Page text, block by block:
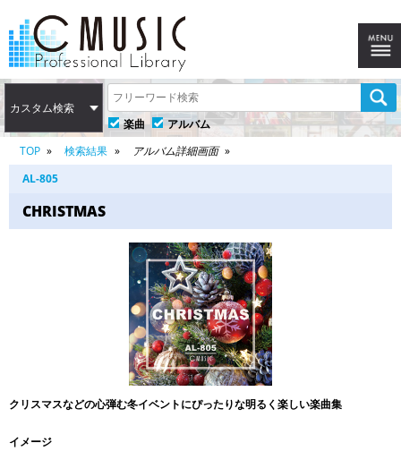
カスタム検索
楽曲
アルバム
TOP
検索結果
アルバム詳細画面
AL-805
CHRISTMAS
クリスマスなどの心弾む冬イベントにぴったりな明るく楽しい楽曲集
イメージ